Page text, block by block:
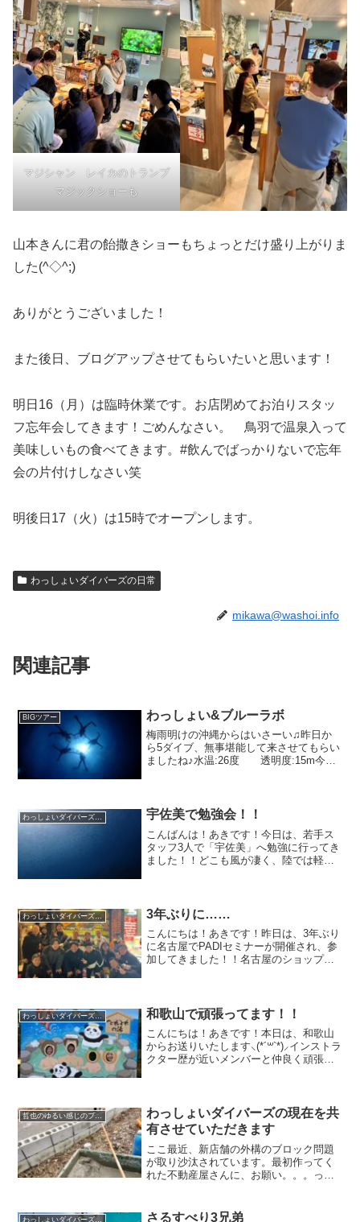
マジシャン レイカのトランプ
マジックショーも
山本きんに君の飴撒きショーもちょっとだけ盛り上がりま
した(^◇^;)
ありがとうございました！
また後日、ブログアップさせてもらいたいと思います！
明日16（月）は臨時休業です。お店閉めてお泊りスタッ
フ忘年会してきます！ごめんなさい。 鳥羽で温泉入って
美味しいもの食べてきます。#飲んでばっかりないで忘年
会の片付けしなさい笑
明後日17（火）は15時でオープンします。
わっしょいダイバーズの日常
mikawa@washoi.info
関連記事
BIGツアー わっしょい&ブルーラボ
梅雨明けの沖縄からはいさーい♫昨日か
ら5ダイブ、無事堪能して来させてもらい
ましたね♪水温:26度 透明度:15m今回
す。 ...
宇佐美で勉強会！！
こんばんは！あきです！今日は、若手ス
タッフ3人で「宇佐美」へ勉強に行ってき
ました！！どこも風が凄く、陸では軽い
リーも問題ありませんでし...
わっしょいダイバーズの日常 3年ぶりに……
こんにちは！あきです！昨日は、3年ぶり
に名古屋でPADIセミナーが開催され、参
加してきました！！名古屋のショップさ
(*･∀-)bセ...
わっしょいダイバーズの日常 和歌山で頑張ってます！！
こんにちは！あきです！本日は、和歌山
からお送りいたします⸜(*´꒳`*)⸝インストラ
クター歴が近いメンバーと仲良く頑張っ
明日か...
哲也のゆるい感じのブログ
わっしょいダイバーズの現在を共
有させていただきます
ここ最近、新店舗の外構のブロック問題
が取り沙汰されています。最初作ってく
れた不動産屋さんに、お願い。。。って
です。ジャンボエンチョーってわかりま
わっしょいダイバーズの日常 さるすべり3兄弟